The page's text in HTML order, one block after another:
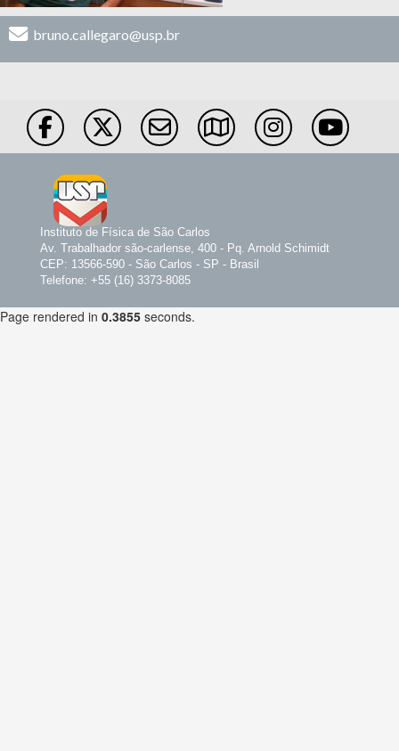
bruno.callegaro@usp.br
Instituto de Física de São Carlos
Av. Trabalhador são-carlense, 400 - Pq. Arnold Schimidt
CEP: 13566-590 - São Carlos - SP - Brasil
Telefone: +55 (16) 3373-8085
Page rendered in 0.3855 seconds.